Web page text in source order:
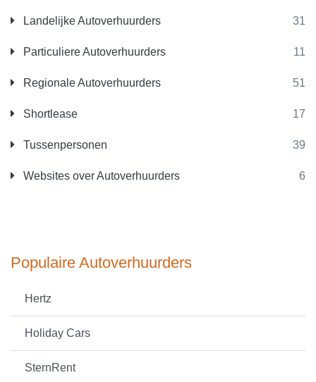
Landelijke Autoverhuurders 31
Particuliere Autoverhuurders 11
Regionale Autoverhuurders 51
Shortlease 17
Tussenpersonen 39
Websites over Autoverhuurders 6
Populaire Autoverhuurders
Hertz
Holiday Cars
SternRent